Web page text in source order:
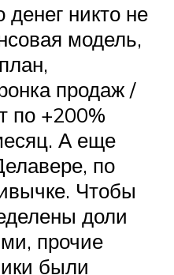
никто не
модель,
продаж /
по +200%
А еще
по
Чтобы
доли
прочие
были